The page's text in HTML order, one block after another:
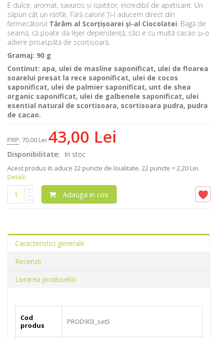
E dulce, aromat, savuros și ispititor, incredibil de apetisant. Un
săpun cât un răsfăț. Fără calorii! Ți-l aducem direct din
fermecătorul Tărâm al Scorțișoarei și-al Ciocolatei. Bagă de
seamă, că poate da lejer dependență, căci e cu multă cacao și-o
adiere proaspătă de scorțișoară.
Gramaj: 90 g
Continut: apa, ulei de masline saponificat, ulei de floarea
soarelui presat la rece saponificat, ulei de cocos
saponificat, ulei de palmier saponificat, unt de shea
organic saponificat, ulei de galbenele saponificat, ulei
esential natural de scortisoara, scortisoara pudra, pudra
de cacao.
PRP: 70,00 Lei 43,00 Lei
Disponibilitate: In stoc
Acest produs iti aduce 22 puncte de loialitate. 22 puncte = 2,20 Lei.
Detalii
Adauga in cos
Caracteristici generale
Recenzii
Livrarea produselor
Cod
produs
PROD903_set5